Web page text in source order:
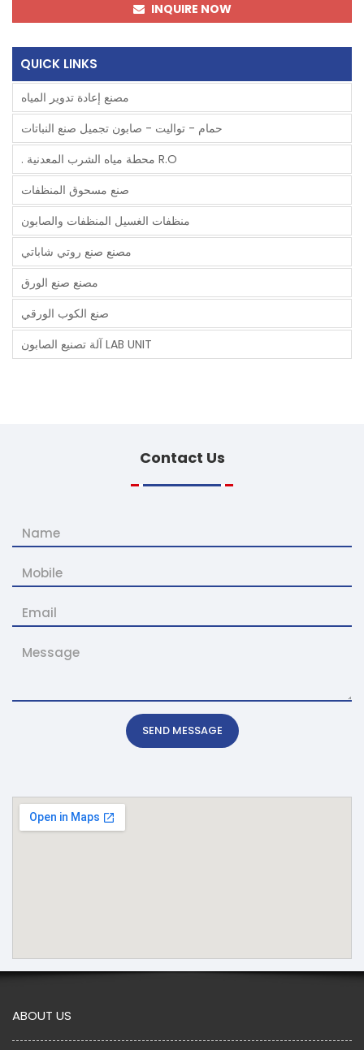
INQUIRE NOW
QUICK LINKS
مصنع إعادة تدوير المياه
حمام - تواليت - صابون تجميل صنع النباتات
. محطة مياه الشرب المعدنية R.O
صنع مسحوق المنظفات
منظفات الغسيل المنظفات والصابون
مصنع صنع روتي شاباتي
مصنع صنع الورق
صنع الكوب الورقي
آلة تصنيع الصابون LAB UNIT
Contact Us
SEND MESSAGE
ABOUT US